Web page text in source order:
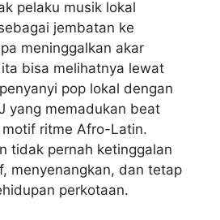
pelaku musik lokal
jembatan ke
meninggalkan akar
bisa melihatnya lewat
pop lokal dengan
yang memadukan beat
ritme Afro-Latin.
tidak pernah ketinggalan
menyenangkan, dan tetap
perkotaan.